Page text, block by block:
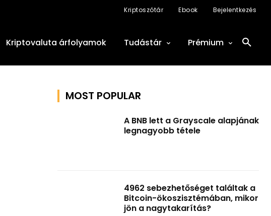
Kriptoszótár Ebook Bejelentkezés
Kriptovaluta árfolyamok Tudástár Prémium
MOST POPULAR
A BNB lett a Grayscale alapjának
legnagyobb tétele
4962 sebezhetőséget találtak a
Bitcoin-ökoszisztémában, mikor
jön a nagytakarítás?